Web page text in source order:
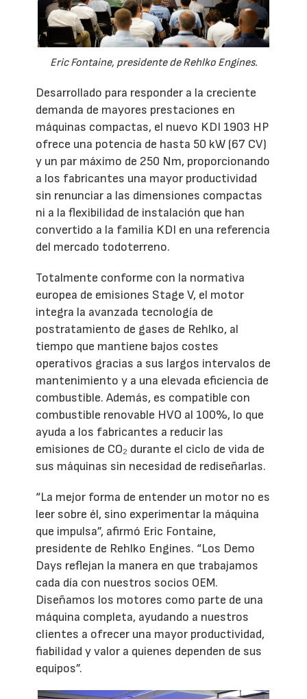
Eric Fontaine, presidente de Rehlko Engines.
Desarrollado para responder a la creciente
demanda de mayores prestaciones en
máquinas compactas, el nuevo KDI 1903 HP
ofrece una potencia de hasta 50 kW (67 CV)
y un par máximo de 250 Nm, proporcionando
a los fabricantes una mayor productividad
sin renunciar a las dimensiones compactas
ni a la flexibilidad de instalación que han
convertido a la familia KDI en una referencia
del mercado todoterreno.
Totalmente conforme con la normativa
europea de emisiones Stage V, el motor
integra la avanzada tecnología de
postratamiento de gases de Rehlko, al
tiempo que mantiene bajos costes
operativos gracias a sus largos intervalos de
mantenimiento y a una elevada eficiencia de
combustible. Además, es compatible con
combustible renovable HVO al 100%, lo que
ayuda a los fabricantes a reducir las
emisiones de CO₂ durante el ciclo de vida de
sus máquinas sin necesidad de rediseñarlas.
“La mejor forma de entender un motor no es
leer sobre él, sino experimentar la máquina
que impulsa”, afirmó Eric Fontaine,
presidente de Rehlko Engines. “Los Demo
Days reflejan la manera en que trabajamos
cada día con nuestros socios OEM.
Diseñamos los motores como parte de una
máquina completa, ayudando a nuestros
clientes a ofrecer una mayor productividad,
fiabilidad y valor a quienes dependen de sus
equipos”.